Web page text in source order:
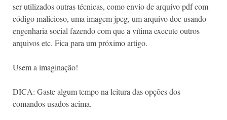
ser utilizados outras técnicas, como envio de arquivo pdf com
código malicioso, uma imagem jpeg, um arquivo doc usando
engenharia social fazendo com que a vítima execute outros
arquivos etc. Fica para um próximo artigo.
Usem a imaginação!
DICA: Gaste algum tempo na leitura das opções dos
comandos usados acima.